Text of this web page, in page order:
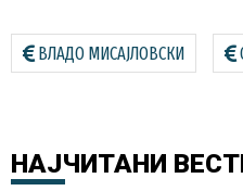
ВЛАДО МИСАЈЛОВСКИ
НАЈЧИТАНИ